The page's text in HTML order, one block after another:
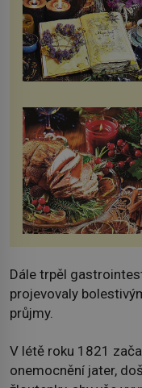
Dále trpěl
projevovaly
průjmy.
V létě roku 1821
onemocnění jater,